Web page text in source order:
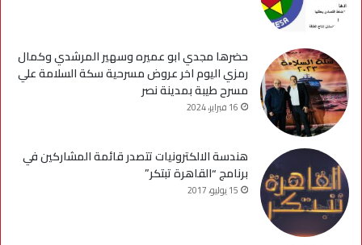
حضرها مجدي ابو عميره وسهير المرشدي وكمال
رمزي اليوم اخر عروض مسرحية سكة السلامة علي
مسرح طيبة بمدينة نصر
16 فبراير، 2024
هندسة الالكترونيات تتصدر قائمة المشاركين في
برنامج “القاهرة تبتكر”
15 يوليو، 2017